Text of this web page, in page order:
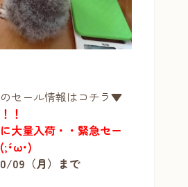
セール情報はコチラ▼
！
大量入荷・・緊急セー
･ω･)
09（月）まで